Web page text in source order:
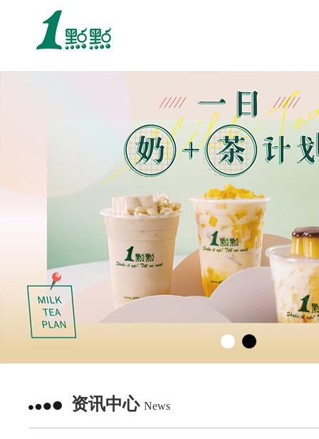
资讯中心 News